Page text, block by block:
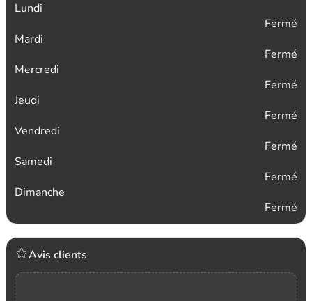
Lundi
Fermé
Mardi
Fermé
Mercredi
Fermé
Jeudi
Fermé
Vendredi
Fermé
Samedi
Fermé
Dimanche
Fermé
Avis clients